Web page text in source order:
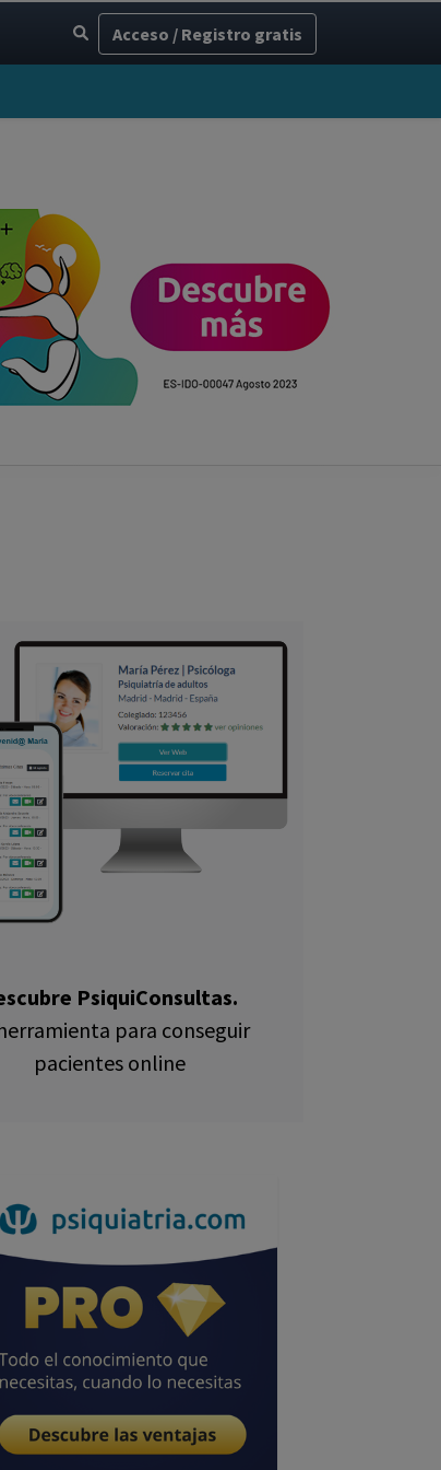
Acceso / Registro gratis
PsiquiConsultas.
para conseguir
pacientes online